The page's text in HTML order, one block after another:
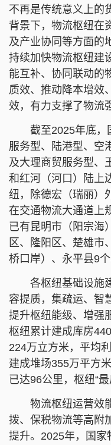
不再是传统意义上的
背景下，物流枢纽在
及产业协同等方面的
持续加快物流枢纽建
能互补、协同联动的
质效、推动降本增效
效，有力支撑了物流
截至2025年底，
服务型、陆港型、空
及大理商贸服务型、
和红河（河口）陆上
纽，除德宏（瑞丽）
在交通物流大通道上
已有昆明市（阳宗海
区、隆阳区、楚雄市
桥口岸）、永平县9个
各枢纽基础设施
容提质，集疏运、智
提升枢纽能级、增强
枢纽累计建成库房
224万立方米，平均
建成堆场355万平方
已达96公里，枢纽“
物流枢纽运营效
拨、保税物流等高附
提升。2025年，国